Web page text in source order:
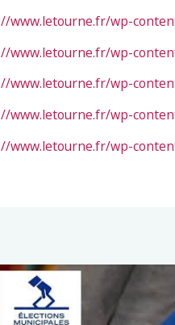
www.letourne.fr/wp-
www.letourne.fr/wp-
www.letourne.fr/wp-
www.letourne.fr/wp-
www.letourne.fr/wp-